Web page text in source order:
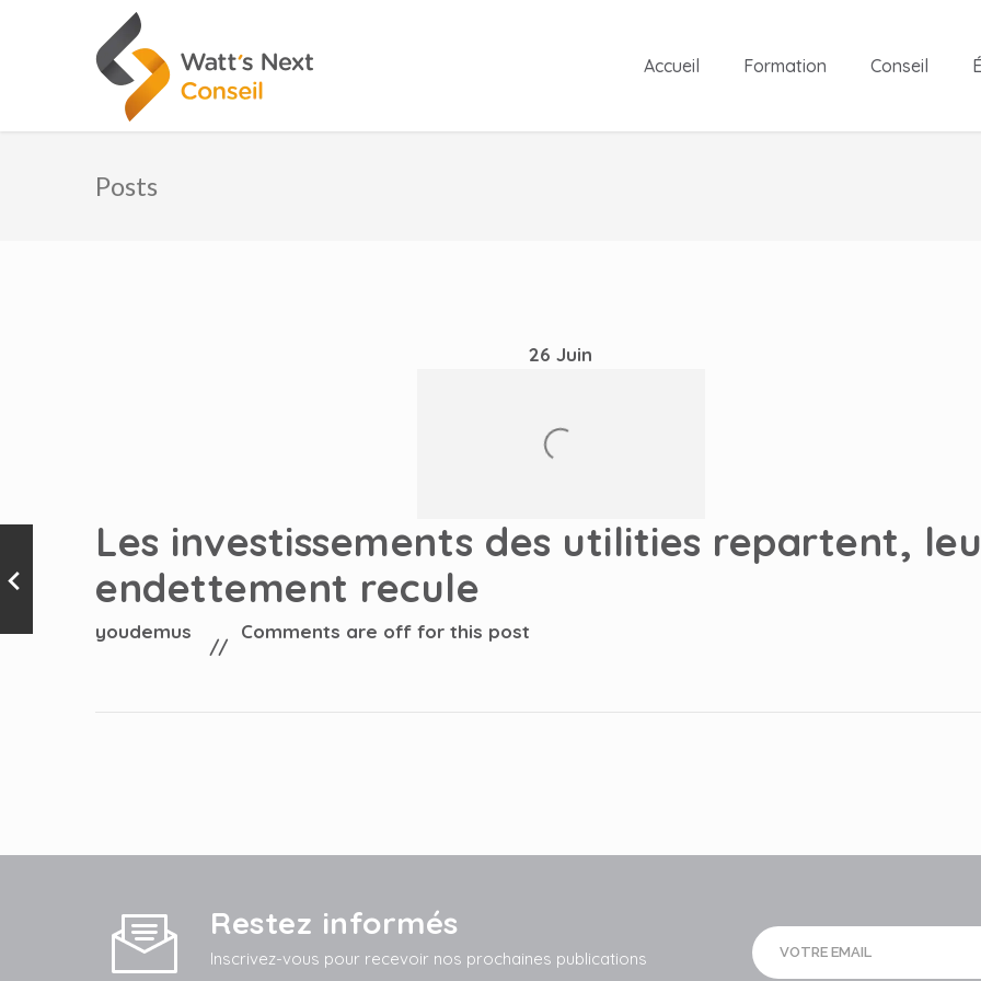
Accueil Formation Conseil
Posts
26 Juin
Les investissements des utilities repartent,
endettement recule
youdemus Comments are off for this post
Restez informés
Inscrivez-vous pour recevoir nos prochaines publications